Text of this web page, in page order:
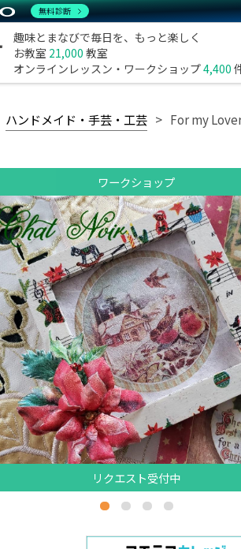
趣味とまなびで毎日を、もっと楽しく
お教室 21,000 教室
オンラインレッスン・ワークショップ4,400
ハンドメイド・手芸・工芸 For my
ワークショップ
リクエスト受付中
無料診断